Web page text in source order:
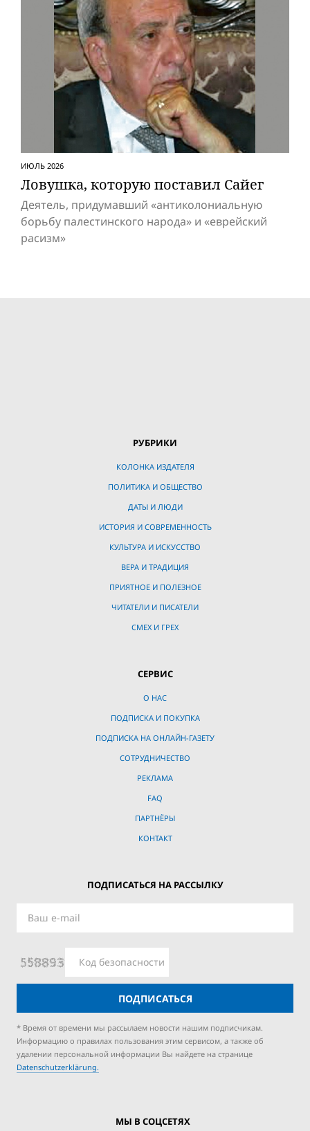
ИЮЛЬ 2026
Ловушка, которую поставил Сайег
Деятель, придумавший «антиколониальную
борьбу палестинского народа» и «eвpeйский
расизм»
РУБРИКИ
КОЛОНКА ИЗДАТЕЛЯ
ПОЛИТИКА И ОБЩЕСТВО
ДАТЫ И ЛЮДИ
ИСТОРИЯ И СОВРЕМЕННОСТЬ
КУЛЬТУРА И ИСКУССТВО
ВЕРА И ТРАДИЦИЯ
ПРИЯТНОЕ И ПОЛЕЗНОЕ
ЧИТАТЕЛИ И ПИСАТЕЛИ
СМЕХ И ГРЕХ
СЕРВИС
О НАС
ПОДПИСКА И ПОКУПКА
ПОДПИСКА НА ОНЛАЙН-ГАЗЕТУ
СОТРУДНИЧЕСТВО
РЕКЛАМА
FAQ
ПАРТНЁРЫ
КОНТАКТ
ПОДПИСАТЬСЯ НА РАССЫЛКУ
ПОДПИСАТЬСЯ
* Время от времени мы рассылаем новости нашим подписчикам.
Информацию о правилах пользования этим сервисом, а также об
удалении персональной информации Вы найдете на странице
Datenschutzerklärung.
МЫ В СОЦСЕТЯХ